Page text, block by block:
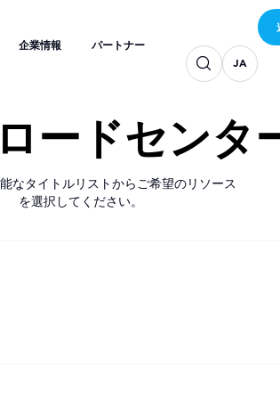
企業情報
パートナー
JA
JA
JA
JA
JA
ードセンタ
なタイトルリストからご希望のリソース
を選択してください。